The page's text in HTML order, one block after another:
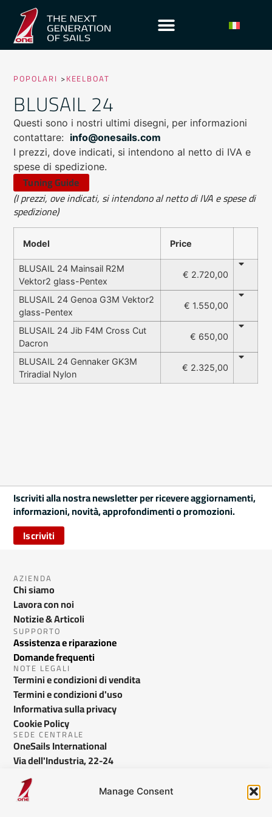
Manage Consent
POPOLARI >KEELBOAT
BLUSAIL 24
Questi sono i nostri ultimi disegni, per informazioni
contattare: info@onesails.com
I prezzi, dove indicati, si intendono al netto di IVA e
spese di spedizione.
Tuning Guide
(I prezzi, ove indicati, si intendono al netto di IVA e spese di
spedizione)
Model Price
BLUSAIL 24 Mainsail R2M
Vektor2 glass-Pentex
€ 2.720,00
BLUSAIL 24 Genoa G3M Vektor2
glass-Pentex
€ 1.550,00
BLUSAIL 24 Jib F4M Cross Cut
Dacron
€ 650,00
BLUSAIL 24 Gennaker GK3M
Triradial Nylon
€ 2.325,00
Iscriviti alla nostra newsletter per ricevere aggiornamenti,
informazioni, novità, approfondimenti o promozioni.
Iscriviti
AZIENDA
Chi siamo
Lavora con noi
Notizie & Articoli
SUPPORTO
Assistenza e riparazione
Domande frequenti
NOTE LEGALI
Termini e condizioni di vendita
Termini e condizioni d'uso
Informativa sulla privacy
Cookie Policy
SEDE CENTRALE
OneSails International
Via dell'Industria, 22-24
Bussolengo VR - Italy
info@onesails.com